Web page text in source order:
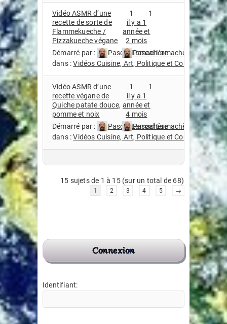
Vidéo ASMR d’une
recette de sorte de
Flammekueche /
Pizzakueche végane
Démarré par :
Pascal Lamachère
dans :Vidéos Cuisine, Art, Politique et Compagnie
1
1
il y a 1
année et
2 mois
Pascal Lamachère
Vidéo ASMR d’une
recette végane de
Quiche patate douce,
pomme et noix
Démarré par :
Pascal Lamachère
dans :Vidéos Cuisine, Art, Politique et Compagnie
1
1
il y a 1
année et
4 mois
Pascal Lamachère
15 sujets de 1 à 15 (sur un total de 68)
1 2 3 4 5 →
Connexion
Identifiant: